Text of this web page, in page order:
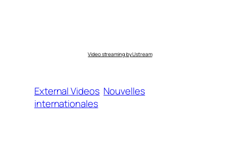
Video streaming by Ustream
External Videos Nouvelles
internationales